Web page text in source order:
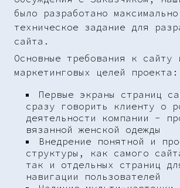
было разработано
техническое задание для
сайта.
Основные требования к сайту
маркетинговых целей проекта:
Первые экраны страниц
сразу говорить клиенту о
деятельности компании -
вязанной женской одежды
Внедрение понятной и
структуры, как самого
так и отдельных страниц
навигации пользователей